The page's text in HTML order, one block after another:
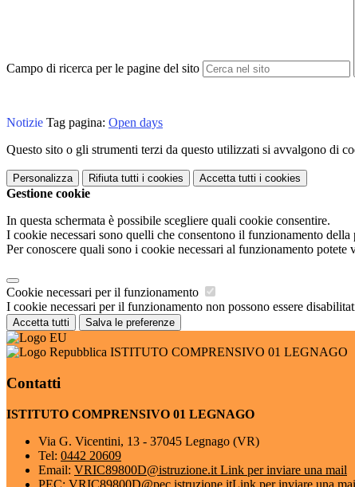
Campo di ricerca per le pagine del sito
Notizie Tag pagina: Open days
Questo sito o gli strumenti terzi da questo utilizzati si avvalgono di
Personalizza Rifiuta tutti i cookies Accetta tutti i cookies
Gestione cookie
In questa schermata è possibile scegliere quali cookie consentire.
I cookie necessari sono quelli che consentono il funzionamento
Per conoscere quali sono i cookie necessari al funzionamento potete
Cookie necessari per il funzionamento
I cookie necessari per il funzionamento non possono essere
Accetta tutti Salva le preferenze
ISTITUTO COMPRENSIVO 01 LEGNAGO
Contatti
ISTITUTO COMPRENSIVO 01 LEGNAGO
Via G. Vicentini, 13 - 37045 Legnago (VR)
Tel: 0442 20609
Email: VRIC89800D@istruzione.it Link per inviare una mail
PEC: VRIC89800D@pec.istruzione.itLink per inviare una